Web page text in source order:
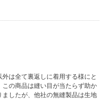
は全て裏返しに着用する様にと
の商品は縫い目が当たらず助か
したが、他社の無縫製品は生地